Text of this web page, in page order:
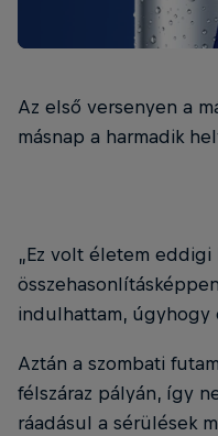
Az első versenyen a
másnap a harmadik
„Ez volt életem
indulhattam, úgyhogy
Aztán a szombati
félszáraz pályán, így
ráadásul a sérülések